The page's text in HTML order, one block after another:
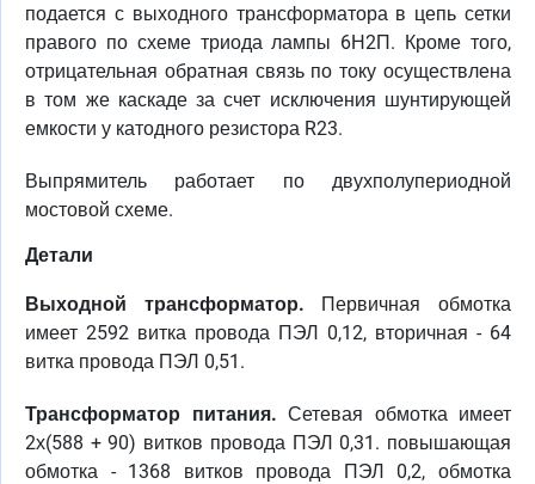
подается с выходного трансформатора в цепь сетки
правого по схеме триода лампы 6Н2П. Кроме того,
отрицательная обратная связь по току осуществлена
в том же каскаде за счет исключения шунтирующей
емкости у катодного резистора R23.
Выпрямитель работает по двухполупериодной
мостовой схеме.
Детали
Выходной трансформатор. Первичная обмотка
имеет 2592 витка провода ПЭЛ 0,12, вторичная - 64
витка провода ПЭЛ 0,51.
Трансформатор питания. Сетевая обмотка имеет
2х(588 + 90) витков провода ПЭЛ 0,31. повышающая
обмотка - 1368 витков провода ПЭЛ 0,2, обмотка